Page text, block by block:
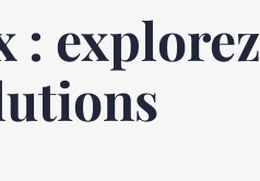
: explorez